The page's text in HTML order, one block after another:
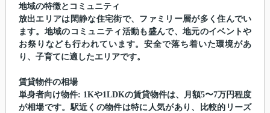
地域の特徴とコミュニティ
放出エリアは閑静な住宅街で、ファミリー層が多く住んでい
ます。地域のコミュニティ活動も盛んで、地元のイベントや
お祭りなども行われています。安全で落ち着いた環境があ
り、子育てに適したエリアです。
賃貸物件の相場
単身者向け物件: 1Kや1LDKの賃貸物件は、月額5〜7万円程度
が相場です。駅近くの物件は特に人気があり、比較的リーズ